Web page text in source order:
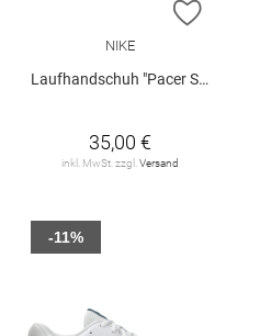
WUNSCHLISTE HINZUFÜGEN
ZUR
NIKE
Laufhandschuh "Pacer Sphere"
35,00 €
inkl. MwSt. zzgl. Versand
-11%